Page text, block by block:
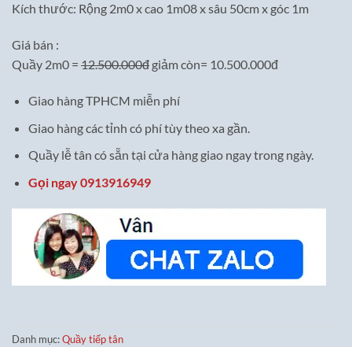
Kích thước: Rộng 2m0 x cao 1m08 x sâu 50cm x góc 1m
Giá bán :
Quầy 2m0 = 12.500.000đ giảm còn= 10.500.000đ
Giao hàng TPHCM miễn phí
Giao hàng các tỉnh có phí tùy theo xa gần.
Quầy lễ tân có sẵn tại cửa hàng giao ngay trong ngày.
Gọi ngay 0913916949
Danh mục:Quầy tiếp tân